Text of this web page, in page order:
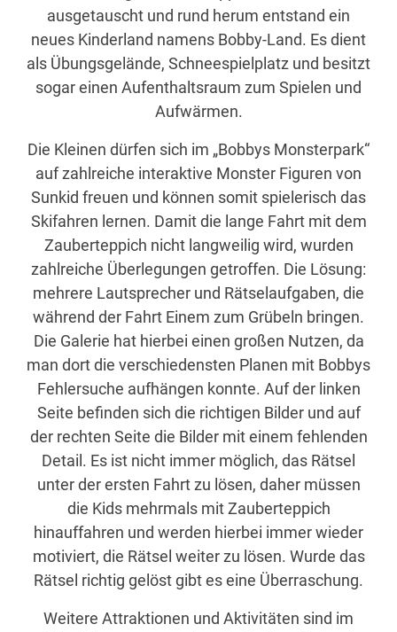
ausgetauscht und rund herum entstand ein
neues Kinderland namens Bobby-Land. Es dient
als Übungsgelände, Schneespielplatz und besitzt
sogar einen Aufenthaltsraum zum Spielen und
Aufwärmen.
Die Kleinen dürfen sich im „Bobbys Monsterpark“
auf zahlreiche interaktive Monster Figuren von
Sunkid freuen und können somit spielerisch das
Skifahren lernen. Damit die lange Fahrt mit dem
Zauberteppich nicht langweilig wird, wurden
zahlreiche Überlegungen getroffen. Die Lösung:
mehrere Lautsprecher und Rätselaufgaben, die
während der Fahrt Einem zum Grübeln bringen.
Die Galerie hat hierbei einen großen Nutzen, da
man dort die verschiedensten Planen mit Bobbys
Fehlersuche aufhängen konnte. Auf der linken
Seite befinden sich die richtigen Bilder und auf
der rechten Seite die Bilder mit einem fehlenden
Detail. Es ist nicht immer möglich, das Rätsel
unter der ersten Fahrt zu lösen, daher müssen
die Kids mehrmals mit Zauberteppich
hinauffahren und werden hierbei immer wieder
motiviert, die Rätsel weiter zu lösen. Wurde das
Rätsel richtig gelöst gibt es eine Überraschung.
Weitere Attraktionen und Aktivitäten sind im